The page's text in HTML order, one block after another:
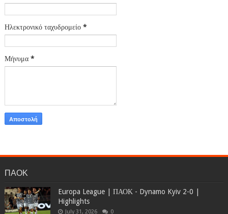
Ηλεκτρονικό ταχυδρομείο *
Μήνυμα *
ΠΑΟΚ
Europa League | ΠΑΟΚ - Dynamo Kyiv 2-0 |
Highlights
July 31, 2026 0